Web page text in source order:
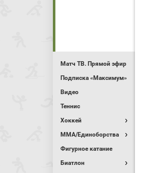
Матч ТВ. Прямой эфир
Подписка «Максимум»
Видео
Теннис
Хоккей
MMA/Единоборства
Фигурное катание
Биатлон